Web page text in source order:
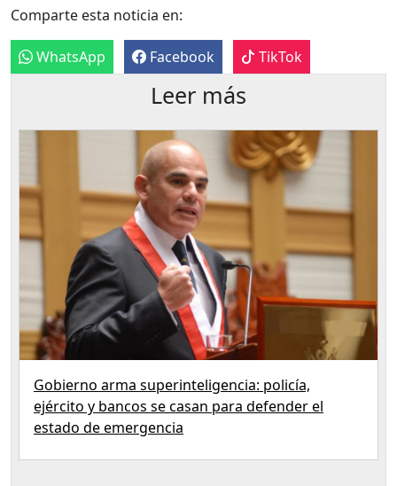
Comparte esta noticia en:
WhatsApp Facebook TikTok
Leer más
Gobierno arma superinteligencia: policía,
ejército y bancos se casan para defender el
estado de emergencia